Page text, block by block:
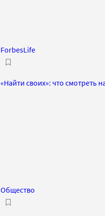
ForbesLife
«Найти своих»: что смотреть
Общество